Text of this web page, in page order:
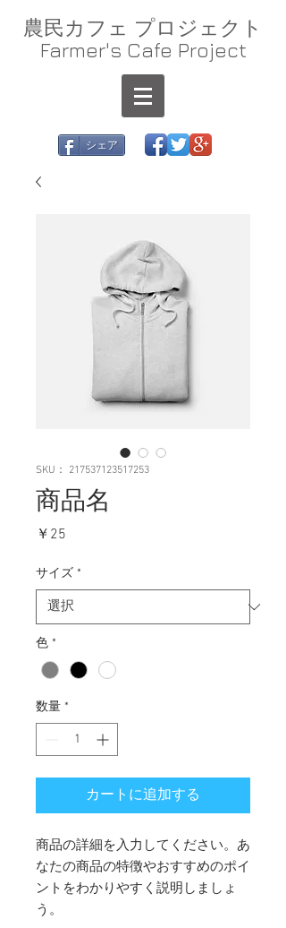
農民カフェ プロジェクト
Farmer's Cafe Project
シェア
SKU： 217537123517253
商品名
￥25
サイズ *
色 *
数量 *
カートに追加する
商品の詳細を入力してください。あ
なたの商品の特徴やおすすめのポイ
ントをわかりやすく説明しましょ
う。